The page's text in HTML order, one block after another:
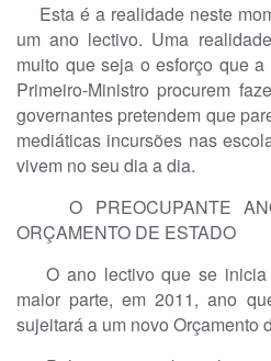
Esta é a realidade neste
um ano lectivo. Uma
muito que seja o esforço que
Primeiro-Ministro procurem
governantes pretendem que
mediáticas incursões nas
vivem no seu dia a dia.
O PREOCUPANTE
ORÇAMENTO DE ESTADO
O ano lectivo que se inicia
maior parte, em 2011, ano
sujeitará a um novo Orçamento